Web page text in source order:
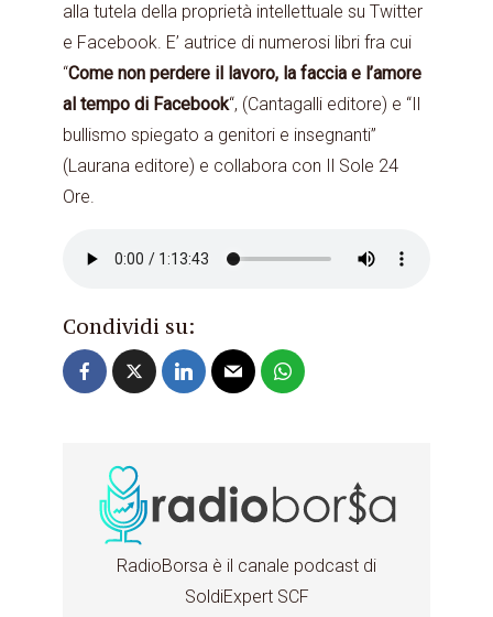
alla tutela della proprietà intellettuale su Twitter
e Facebook. E’ autrice di numerosi libri fra cui
“Come non perdere il lavoro, la faccia e l’amore
al tempo di Facebook“, (Cantagalli editore) e “Il
bullismo spiegato a genitori e insegnanti”
(Laurana editore) e collabora con Il Sole 24
Ore.
Condividi su:
RadioBorsa è il canale podcast di
SoldiExpert SCF